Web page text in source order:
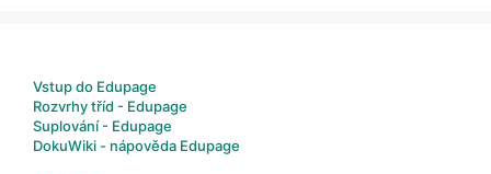
Vstup do Edupage
Rozvrhy tříd - Edupage
Suplování - Edupage
DokuWiki - nápověda Edupage